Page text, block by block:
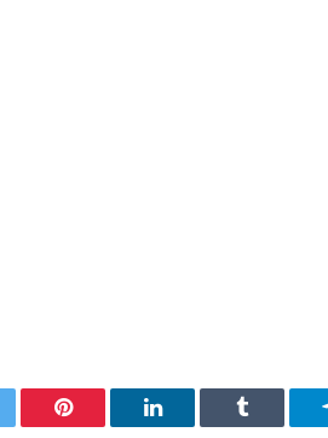
Pinterest LinkedIn Tumblr